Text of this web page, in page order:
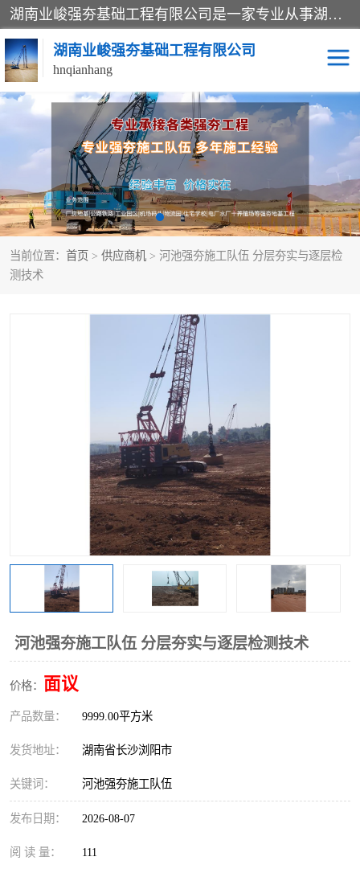
湖南业峻强夯基础工程有限公司是一家专业从事湖南强夯基础工程、强夯机租赁，地基处理的施工单位。业务覆盖：湖南、广东，江西等地。可承接1000KN.m-25000KN.m强夯（置换）工程。公司创始人是国内较早期从事强夯施工的建设者，经过多年的一步一个脚印的发展，在行业内具有较高的度和良好的口碑。
湖南业峻强夯基础工程有限公司
hnqianhang
当前位置： 首页 > 供应商机 > 河池强夯施工队伍 分层夯实与逐层检
测技术
河池强夯施工队伍 分层夯实与逐层检测技术
价格： 面议
产品数量： 9999.00平方米
发货地址： 湖南省长沙浏阳市
关键词： 河池强夯施工队伍
发布日期： 2026-08-07
阅 读 量： 111
强夯施工案例 强夯机租赁
强夯施工工程 强夯施工队伍
强夯队伍